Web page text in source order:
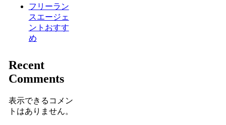
フリーラン
スエージェ
ントおすす
め
Recent
Comments
表示できるコメン
トはありません。